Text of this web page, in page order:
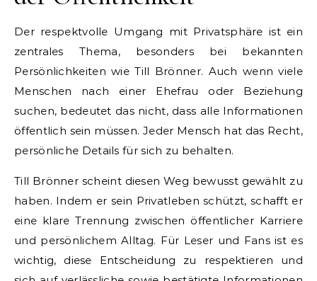
Der respektvolle Umgang mit Privatsphäre ist ein
zentrales Thema, besonders bei bekannten
Persönlichkeiten wie Till Brönner. Auch wenn viele
Menschen nach einer Ehefrau oder Beziehung
suchen, bedeutet das nicht, dass alle Informationen
öffentlich sein müssen. Jeder Mensch hat das Recht,
persönliche Details für sich zu behalten.
Till Brönner scheint diesen Weg bewusst gewählt zu
haben. Indem er sein Privatleben schützt, schafft er
eine klare Trennung zwischen öffentlicher Karriere
und persönlichem Alltag. Für Leser und Fans ist es
wichtig, diese Entscheidung zu respektieren und